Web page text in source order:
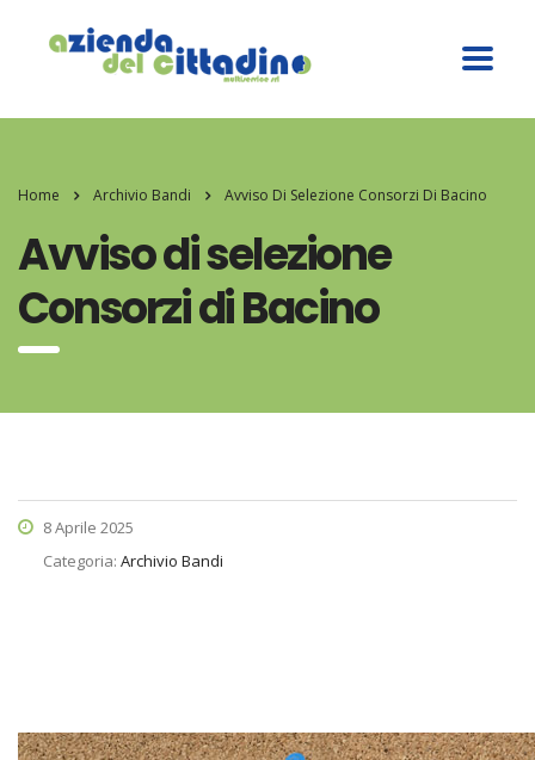
Home Archivio Bandi Avviso Di Selezione Consorzi Di Bacino
Avviso di selezione
Consorzi di Bacino
8 Aprile 2025
Categoria: Archivio Bandi